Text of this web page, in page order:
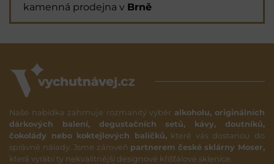
kamenná prodejna v Brně
Naše nabídka zahrnuje rozmanitý výběr alkoholu, originálních
dárkových balení, degustačních setů, kávy, doutníků,
čokolády nebo koktejlových balíčků,které vás dostanou do
správné nálady. Jsme zároveň partnerem české sklárny Moser,
která vyrábí ty nekvalitnější designové křišťálové sklenice.